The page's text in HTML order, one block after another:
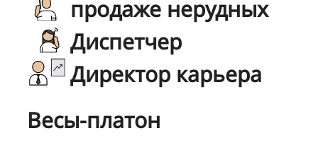
продаже нерудных
Диспетчер
Директор карьера
Весы-платон